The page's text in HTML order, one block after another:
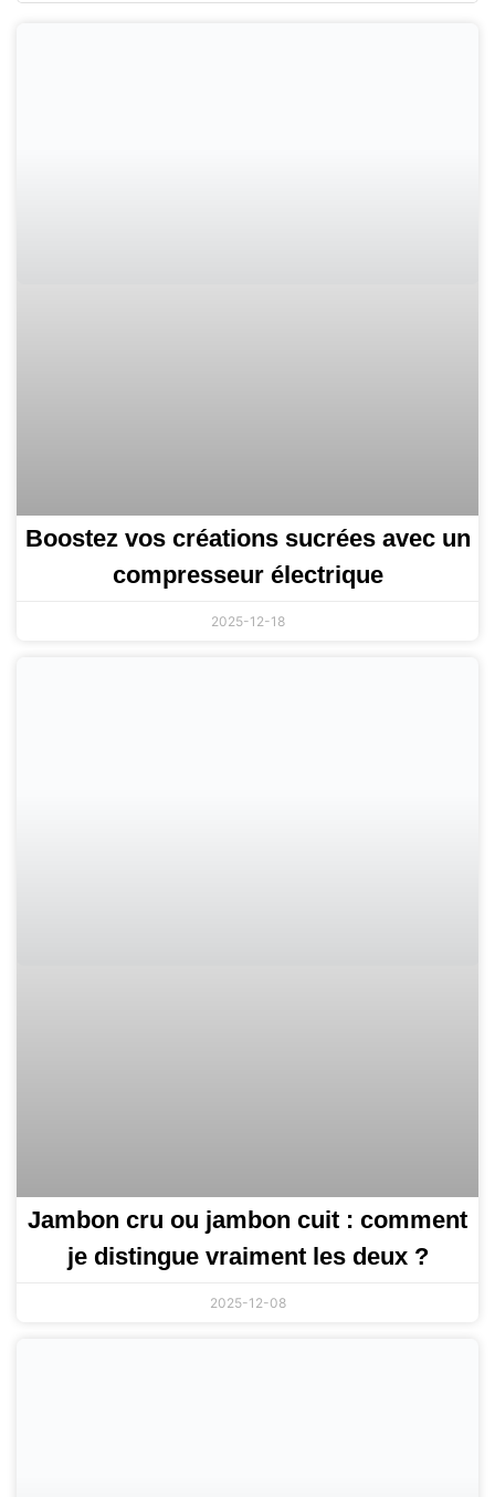
Boostez vos créations sucrées avec un
compresseur électrique
2025-12-18
Jambon cru ou jambon cuit : comment
je distingue vraiment les deux ?
2025-12-08